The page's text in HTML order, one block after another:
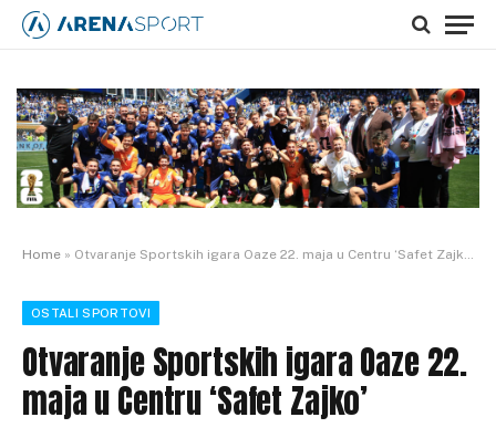
Home » Otvaranje Sportskih igara Oaze 22. maja u Centru ‘Safet Zajko’
OSTALI SPORTOVI
Otvaranje Sportskih igara Oaze 22.
maja u Centru ‘Safet Zajko’